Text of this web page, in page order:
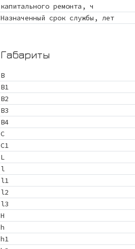
капитального ремонта, ч
Назначенный срок службы, лет
Габариты
B
B1
B2
B3
B4
C
C1
L
l
l1
l2
l3
H
h
h1